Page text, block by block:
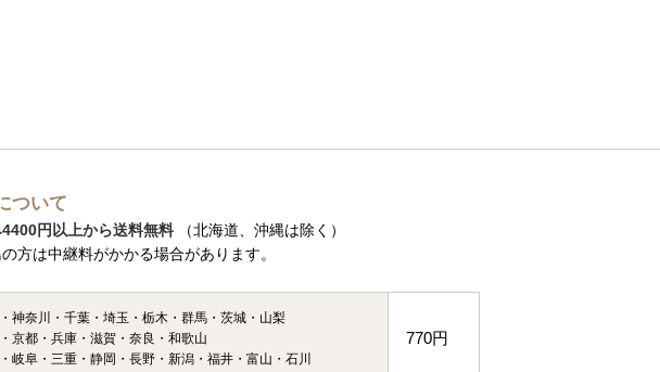
ついて
円以上から送料無料 （北海道、沖縄は除く）
方は中継料がかかる場合があります。
神奈川・千葉・埼玉・栃木・群馬・茨城・山梨
京都・兵庫・滋賀・奈良・和歌山
岐阜・三重・静岡・長野・新潟・福井・富山・石川
770円